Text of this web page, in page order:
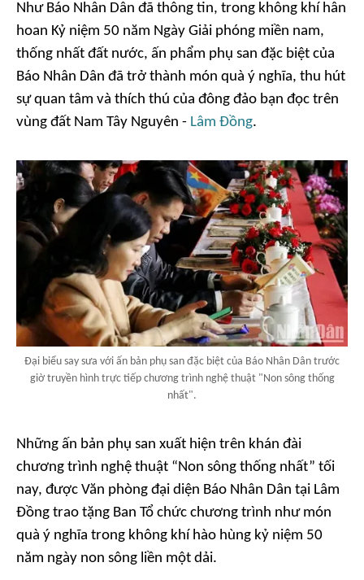
Như Báo Nhân Dân đã thông tin, trong không khí hân
hoan Kỷ niệm 50 năm Ngày Giải phóng miền nam,
thống nhất đất nước, ấn phẩm phụ san đặc biệt của
Báo Nhân Dân đã trở thành món quà ý nghĩa, thu hút
sự quan tâm và thích thú của đông đảo bạn đọc trên
vùng đất Nam Tây Nguyên - Lâm Đồng.
Đại biểu say sưa với ấn bản phụ san đặc biệt của Báo Nhân Dân trước
giờ truyền hình trực tiếp chương trình nghệ thuật "Non sông thống
nhất".
Những ấn bản phụ san xuất hiện trên khán đài
chương trình nghệ thuật “Non sông thống nhất” tối
nay, được Văn phòng đại diện Báo Nhân Dân tại Lâm
Đồng trao tặng Ban Tổ chức chương trình như món
quà ý nghĩa trong không khí hào hùng kỷ niệm 50
năm ngày non sông liền một dải.